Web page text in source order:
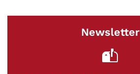
Newsletter